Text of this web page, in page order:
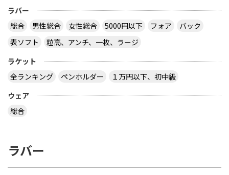
ラバー
総合
男性総合 女性総合 5000円以下 フォア
バック
表ソフト
粒高、アンチ、一枚、ラージ
ラケット
全ランキング
ペンホルダー
１万円以下、初中級
ウェア
総合
ラバー